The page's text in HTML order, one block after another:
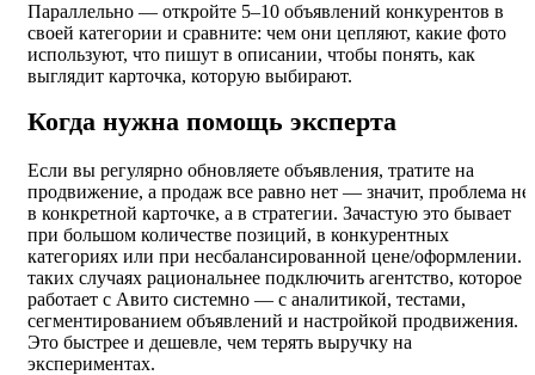
Параллельно — откройте 5–10 объявлений конкурентов в
своей категории и сравните: чем они цепляют, какие фото
используют, что пишут в описании, чтобы понять, как
выглядит карточка, которую выбирают.
Когда нужна помощь эксперта
Если вы регулярно обновляете объявления, тратите на
продвижение, а продаж все равно нет — значит, проблема не
в конкретной карточке, а в стратегии. Зачастую это бывает
при большом количестве позиций, в конкурентных
категориях или при несбалансированной цене/оформлении.
таких случаях рациональнее подключить агентство, которое
работает с Авито системно — с аналитикой, тестами,
сегментированием объявлений и настройкой продвижения.
Это быстрее и дешевле, чем терять выручку на
экспериментах.